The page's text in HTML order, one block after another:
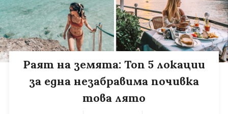
Раят на земята: Топ 5 локации
за една незабравима почивка
това лято